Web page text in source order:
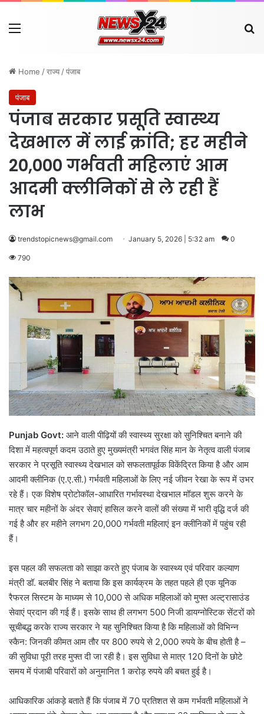
Menu
Home /राज्य /पंजाब
पंजाब
पंजाब सरकार प्रसूति स्वास्थ्य
देखभाल में लाई क्रांति; हर महीने
20,000 गर्भवती महिलाएं आम
आदमी क्लीनिकों से ले रही हैं
लाभ
trendstopicnews@gmail.com January 5, 2026 | 5:32 am 0
790
Punjab Govt: आने वाली पीढ़ियों की स्वास्थ्य सुरक्षा को सुनिश्चित बनाने की
दिशा में महत्वपूर्ण कदम उठाते हुए मुख्यमंत्री भगवंत सिंह मान के नेतृत्व वाली पंजाब
सरकार ने प्रसूति स्वास्थ्य देखभाल को सफलतापूर्वक विकेंद्रित किया है और आम
आदमी क्लीनिक (ए.ए.सी.) गर्भवती महिलाओं के लिए नई जीवन रेखा के रूप में उभर
रहे हैं। एक विशेष प्रोटोकॉल-आधारित गर्भावस्था देखभाल मॉडल शुरू करने के
मात्र चार महीनों के अंदर सेवाएं हासिल करने वालों की संख्या में भारी वृद्धि दर्ज की
गई है और हर महीने लगभग 20,000 गर्भवती महिलाएं इन क्लीनिकों में पहुंच रही
हैं।
इस पहल की सफलता को साझा करते हुए पंजाब के स्वास्थ्य एवं परिवार कल्याण
मंत्री डॉ. बलबीर सिंह ने बताया कि इस कार्यक्रम के तहत पहले ही एक यूनिक
रैफरल सिस्टम के माध्यम से 10,000 से अधिक महिलाओं को मुफ्त अल्ट्रासाउंड
सेवाएं प्रदान की गई हैं। इसके साथ ही लगभग 500 निजी डायग्नोस्टिक सेंटरों को
सूचीबद्ध करके राज्य सरकार ने यह सुनिश्चित किया है कि महिलाओं को विभिन्न
स्कैन: जिनकी कीमत आम तौर पर 800 रुपये से 2,000 रुपये के बीच होती है –
की सुविधा पूरी तरह मुफ्त दी जा रही है। इस सुविधा से मात्र 120 दिनों के छोटे
समय में पंजाबी परिवारों को अनुमानित 1 करोड़ रुपये की बचत हुई है।
आधिकारिक आंकड़े बताते हैं कि पंजाब में 70 प्रतिशत से कम गर्भवती महिलाओं ने